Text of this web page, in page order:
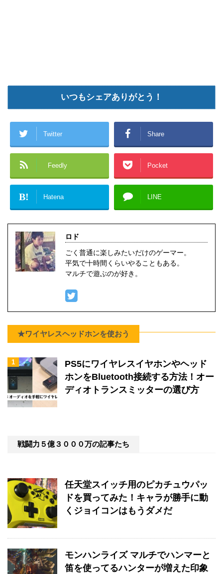
いつもシェアありがとう！
Twitter Share
Feedly Pocket
B! Hatena LINE
ロド
ごく普通に楽しみたいだけのゲーマー。
平気で十時間くらいやることもある。
マルチで遊ぶのが好き。
★ワイヤレスヘッドホンを使おう
1
PS5にワイヤレスイヤホンやヘッド
ホンをBluetooth接続する方法！オー
ディオトランスミッターの選び方
戦闘力５億３０００万の記事たち
任天堂スイッチ用のピカチュウパッ
ドを買ってみた！キャラが勝手に動
くジョイコンはもうダメだ
モンハンライズ マルチでハンマーと
笛を使ってるハンターが増えた印象